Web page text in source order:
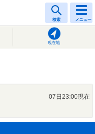
検索 メニュー
現在地
07日23:00現在